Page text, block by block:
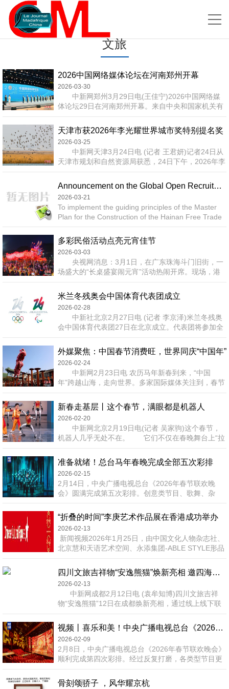
文旅
2026中国网络媒体论坛在河南郑州开幕
2026-03-30
中新网郑州3月29日电(王佳宁)2026中国网络媒
体论坛29日在河南郑州开幕。来自中央和国家机关有
各省区市、新疆生产建设兵团网信办，主要商业网
站、互联网企业负责人及业界专家学者、社会各界代
表等参加论坛。 本届论坛由中央网信办、人民日
报社、河南省委网信委联合主办，主题是“发挥主流媒
体引领力 激发多元主体创造力——共创繁荣网络内容
天津市获2026年李光耀世界城市奖特别提名奖
2026-03-25
中新网天津3月24日电 (记者 王君妍)记者24日从
天津市规划和自然资源局获悉，24日下午，2026年李
选结果正式揭晓。天津凭借在超大城市可持续发展进
程中的卓越成就，获得特别提名奖。 据介绍，“李
光耀世界城市奖”由新加坡政府于2009年以新加坡首
任总理李光耀名义设立，每两年评选一次，是面向全
球的国际性重要奖项，旨在...
Announcement on the Global Open Recruitment for the Director (Legal Representative) of the Sanya Tourism Board
2026-03-21
To implement the guiding principles of the Master
Plan for the Construction of the Hainan Free Trade
with an international perspective, strengthen t...
多彩民俗活动点亮元宵佳节
2026-03-03
央视网消息：3月1日，在广东珠海斗门旧街，一
场盛大的“长桌盛宴闹元宵”活动热闹开席。现场，港
堂。在百年骑楼之下，大家以美食为媒、乡情为纽
带，提前庆祝元宵佳节。 当天中午，伴随着热闹
的锣鼓声，“斗门一桌菜”悉数亮相。宴席汇集了多项
地道风味，宾客们举杯共饮，在味蕾的碰撞中感受浓
浓的节日氛围。 本次长桌宴吸引了不少港澳台同
米兰冬残奥会中国体育代表团成立
2026-02-28
中新社北京2月27日电 (记者 李京泽)米兰冬残奥
会中国体育代表团27日在北京成立。代表团将参加全
会项目最多、运动员规模最大的一届。 据悉，代
表团由中国残疾人联合会主席、中国残奥委员会主席
程凯任团长，党组书记、理事长周长奎任执行团
长。 中国冬残奥代表团总人数167人，其中运动
员70人(男运动员51人、女运动员19人)，平均年龄27
外媒聚焦：中国春节消费旺，世界同庆“中国年”
2026-02-24
中新网2月23日电 农历马年新春到来，“中国
年”跨越山海，走向世界。多家国际媒体关注到，春节
界多国的人们也开展了丰富多彩的庆祝活动，中国春
节正在成为全球共享的节庆。 奔向马年：世界同
庆“中国年” “套上马鞍，穿上马靴——是时候奔向
马年了！”美国有线电视新闻网(CNN)在文章开头写
道。报道随后对年兽的传说，穿红衣、贴对联、放鞭
新春走基层丨这个春节，满眼都是机器人
2026-02-20
中新网北京2月19日电(记者 吴家驹)这个春节，
机器人几乎无处不在。 它们不仅在春晚舞台上“拉
身手。 一年前，宇树机器人在春晚舞台上转手
绢，让所有人眼前一亮，但动作中仍带着一丝笨拙与
滑稽。到了马年春晚，宇树机器人再次亮相，展现出
的技术进步令人惊叹。 在4分多钟的武术表演中，
它们完成了连续花式翻桌跑酷、弹射空翻、单脚连续
准备就绪！总台马年春晚完成全部五次彩排
2026-02-15
2月14日，中央广播电视总台《2026年春节联欢晚
会》圆满完成第五次彩排。创意类节目、歌舞、杂
相，吉祥喜庆气氛浓厚。主会场与四地分会场衔接自
然，行云流水。至此，这道在团圆欢聚中传递幸福美
好的“文化年夜饭”已准备就绪，将陪伴全球华人与海
外朋友一起开心过大年。吾心安处情深隽永回家，走
最熟悉的路，赴最温暖的约。李健用一曲《人间共
“折叠的时间”李庚艺术作品展在香港成功举办
2026-02-13
新闻视频2026年1月25日，由中国文化人物杂志社、
北京慧和天语艺术空间、永添集团-ABLE STYLE形品
山画会、首科院艺术科学研究中心支持，中元宝通国
际承办的“折叠的时间”李庚艺术作品展在香港铜锣湾
开幕中国文化人物记者 马将平 张东立 苏晴/摄影报道
2026年1月25日，“折叠的时间”李庚艺术作品展在香
港铜锣湾开幕第十二届、十三届全国政...
四川文旅吉祥物“安逸熊猫”焕新亮相 邀四海宾朋“马上入川·蜀里过年”
2026-02-13
中新网成都2月12日电 (袁牟知博)四川文旅吉祥
物“安逸熊猫”12日在成都焕新亮相，通过线上线下联
春体验，盛情邀约四海宾朋“马上入川·蜀里过年”，共
赴一场锦绣天府的年味之约。 12日上午，“安逸熊
猫”在成都天府国际机场T2航站楼接机大厅内惊喜登
场，憨态可掬的模样瞬间点燃现场氛围；下午，“安逸
熊猫”再...
视频丨喜乐和美！中央广播电视总台《2026年春节联欢晚会》完成第四次彩排
2026-02-09
2月8日，中央广播电视总台《2026年春节联欢晚会》
顺利完成第四次彩排。经过反复打磨，各类型节目更
畅。从传统文化的创新表达到中外艺术的跨界融合，
骨刻颂骄子 ，风华耀京杭